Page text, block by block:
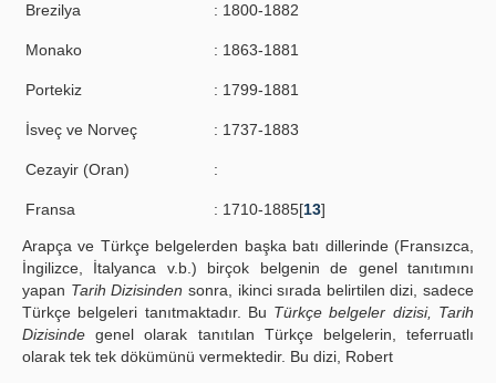
Brezilya : 1800-1882
Monako : 1863-1881
Portekiz : 1799-1881
İsveç ve Norveç : 1737-1883
Cezayir (Oran) :
Fransa : 1710-1885[13]
Arapça ve Türkçe belgelerden başka batı dillerinde (Fransızca,
İngilizce, İtalyanca v.b.) birçok belgenin de genel tanıtımını
yapan Tarih Dizisinden sonra, ikinci sırada belirtilen dizi, sadece
Türkçe belgeleri tanıtmaktadır. Bu Türkçe belgeler dizisi, Tarih
Dizisinde genel olarak tanıtılan Türkçe belgelerin, teferruatlı
olarak tek tek dökümünü vermektedir. Bu dizi, Robert